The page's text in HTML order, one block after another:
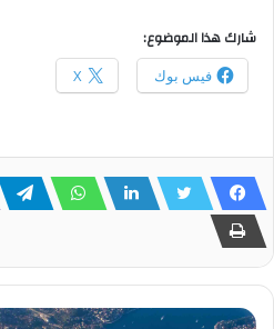
شارك هذا الموضوع:
فيس بوك X